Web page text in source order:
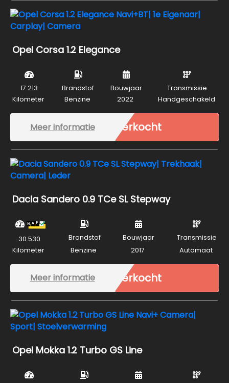
Opel Corsa 1.2 Elegance
17.213
Kilometer
Brandstof
Benzine
Bouwjaar
2022
Transmissie
Handgeschakeld
Meer informatie Verkocht
Dacia Sandero 0.9 TCe SL Stepway
30.530
Kilometer
Brandstof
Benzine
Bouwjaar
2017
Transmissie
Automaat
Meer informatie Verkocht
Opel Mokka 1.2 Turbo GS Line